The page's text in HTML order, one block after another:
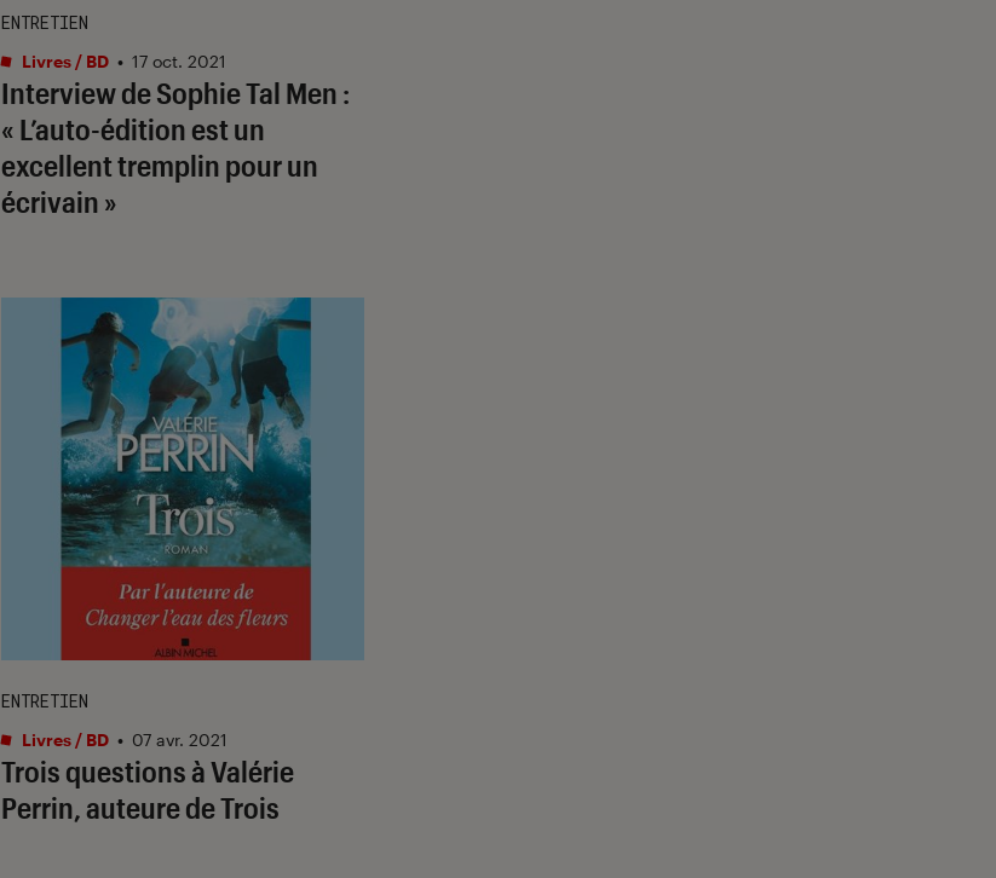
Interview de Sophie Tal Men :
« L’auto-édition est un
excellent tremplin pour un
écrivain »
ENTRETIEN
Livres / BD • 17 oct. 2021
Trois questions à Valérie
Perrin, auteure de Trois
ENTRETIEN
Livres / BD • 07 avr. 2021